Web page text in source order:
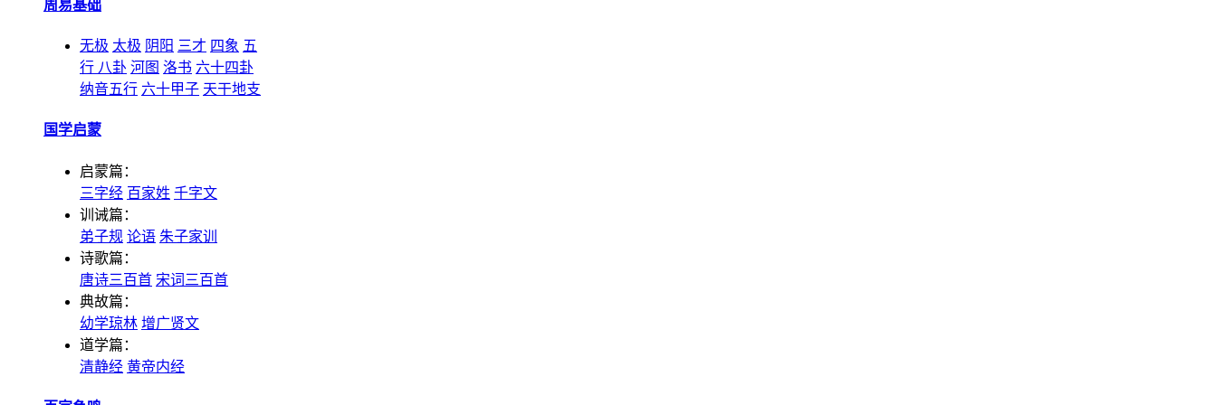
周易基础
无极 太极 阴阳 三才 四象 五
行 八卦 河图 洛书 六十四卦
纳音五行 六十甲子 天干地支
国学启蒙
启蒙篇：
三字经 百家姓 千字文
训诫篇：
弟子规 论语 朱子家训
诗歌篇：
唐诗三百首 宋词三百首
典故篇：
幼学琼林 增广贤文
道学篇：
清静经 黄帝内经